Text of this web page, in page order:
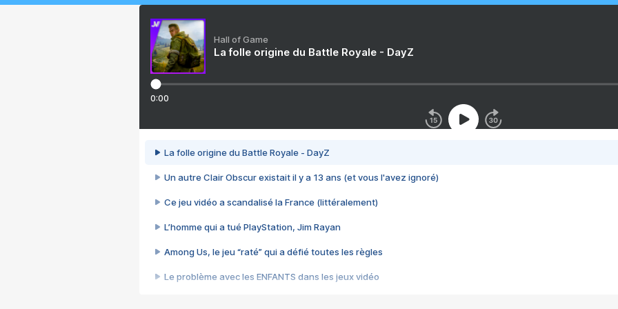
Hall of Game
La folle origine du Battle Royale - DayZ
0:00
La folle origine du Battle Royale - DayZ
Un autre Clair Obscur existait il y a 13 ans (et vous l'avez ignoré)
Ce jeu vidéo a scandalisé la France (littéralement)
L’homme qui a tué PlayStation, Jim Rayan
Among Us, le jeu “raté” qui a défié toutes les règles
Le problème avec les ENFANTS dans les jeux vidéo